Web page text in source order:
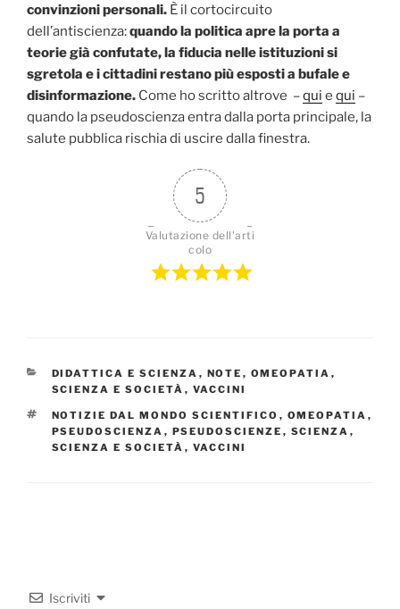
convinzioni personali. È il cortocircuito
dell’antiscienza:quando la politica apre la porta a
teorie già confutate, la fiducia nelle istituzioni si
sgretola e i cittadini restano più esposti a bufale e
disinformazione. Come ho scritto altrove –qui e qui –
quando la pseudoscienza entra dalla porta principale, la
salute pubblica rischia di uscire dalla finestra.
5
Valutazione dell'arti
colo
CATEGORIE
DIDATTICA E SCIENZA , NOTE , OMEOPATIA ,
SCIENZA E SOCIETÀ , VACCINI
TAG
NOTIZIE DAL MONDO SCIENTIFICO , OMEOPATIA ,
PSEUDOSCIENZA , PSEUDOSCIENZE , SCIENZA ,
SCIENZA E SOCIETÀ , VACCINI
Iscriviti